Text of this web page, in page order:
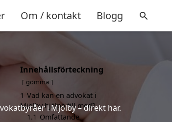
Om / kontakt Blogg
i Mjölby – direkt här.
Innehållsförteckning
gömma
1 Vad kan en advokat i
Mjölby hjälpa till med?
1.1 Omfattande